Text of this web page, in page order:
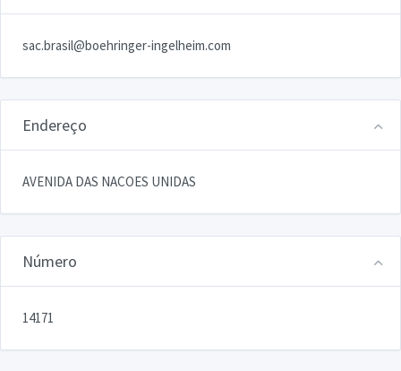
sac.brasil@boehringer-ingelheim.com
Endereço
AVENIDA DAS NACOES UNIDAS
Número
14171